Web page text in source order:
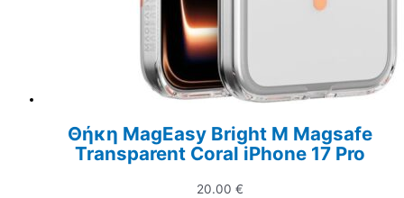
Θήκη MagEasy Bright M Magsafe
Transparent Coral iPhone 17 Pro
20.00 €